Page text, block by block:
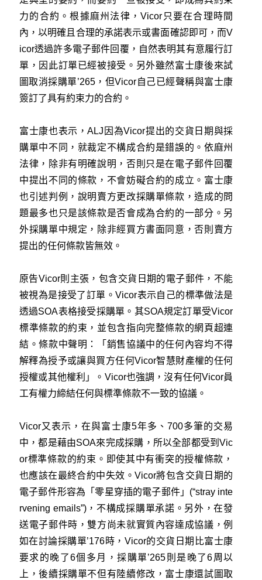
力的合約。根據麻州法律，Vicor只要在合理時間
內，以明確且合理的承諾表示或書面確認即可，而V
icor透過許多電子郵件回覆，自然表明其有意履行訂
單，因此訂單已經被接受。另外雖然富士康後來試
圖取消採購單’265，但Vicor自己已經聲稱與富士康
簽訂了具有約束力的合約。
富士康也表示，ALJ因為Vicor提出的交貨日期與採
購單中不同，就裁定不構成合約是錯誤的。依麻州
法律，除非有明確說明，否則只是在電子郵件回覆
中提出不同的條款，不會妨礙合約的成立。富士康
也引述判例，說明賣方更改採購單條款，造成的問
題最多也只是該條款是否會成為合約的一部分。另
外採購單中規定，除非經買方書面同意，否則賣方
提出的任何條款皆無效。
原告Vicor則主張，包含交貨日期的電子郵件，不能
被視為是接受了訂單。Vicor表示自己的標準做法是
透過SOA表格接受採購單。其SOA規定訂單受Vicor
標準條款的約束，並包含指向完整條款的網頁超連
結。條款中聲明：「銷售協議中的任何內容均不得
解釋為授予或讓與買方任何Vicor智慧財產權的任何
授權或其他權利」。Vicor也強調，沒有任何Vicor員
工有權力締結任何與標準條款不一致的協議。
Vicor又表示，在與富士康5年多、700多筆的交易
中，都是藉由SOA來完成採購，所以全部都受到Vic
or標準條款的約束。即使其中有衝突的授權條款，
也應該在最終合約中失效。Vicor將包含交貨日期的
電子郵件形容為「零星穿插的電子郵件」(“stray inte
rvening emails”)，不構成採購單承諾。另外，在發
送電子郵件時，雙方尚未就實質內容達成協議，例
如在討論採購單’176時，Vicor的交貨日期比富士康
要求的晚了6個多月，採購單’265則是晚了6周以
上，後續採購單不但有陸續修改，富士康還試圖取